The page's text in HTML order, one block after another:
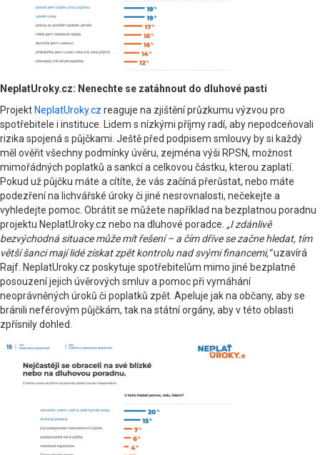
NeplatUroky.cz: Nenechte se zatáhnout do dluhové pasti
Projekt NeplatUroky.cz reaguje na zjištění průzkumu výzvou pro
spotřebitele i instituce. Lidem s nízkými příjmy radí, aby nepodceňovali
rizika spojená s půjčkami. Ještě před podpisem smlouvy by si každý
měl ověřit všechny podmínky úvěru, zejména výši RPSN, možnost
mimořádných poplatků a sankcí a celkovou částku, kterou zaplatí.
Pokud už půjčku máte a cítíte, že vás začíná přerůstat, nebo máte
podezření na lichvářské úroky či jiné nesrovnalosti, nečekejte a
vyhledejte pomoc. Obrátit se můžete například na bezplatnou poradnu
projektu NeplatUroky.cz nebo na dluhové poradce. „I zdánlivě
bezvýchodná situace může mít řešení – a čím dříve se začne hledat, tím
větší šanci mají lidé získat zpět kontrolu nad svými financemi,“uzavírá
Rajf. NeplatUroky.cz poskytuje spotřebitelům mimo jiné bezplatné
posouzení jejich úvěrových smluv a pomoc při vymáhání
neoprávněných úroků či poplatků zpět. Apeluje jak na občany, aby se
bránili neférovým půjčkám, tak na státní orgány, aby v této oblasti
zpřísnily dohled.